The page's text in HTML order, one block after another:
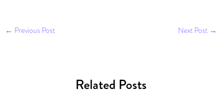
← Previous Post Next Post →
Related Posts